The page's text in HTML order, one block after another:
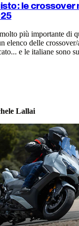
le crossover
più importante di
elenco delle
e le italiane sono
Lallai